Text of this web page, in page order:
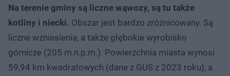
Na terenie gminy są liczne wąwozy, są tu także
kotliny i niecki. Obszar jest bardzo zróżnicowany. Są
liczne wzniesienia, a także głębokie wyrobisko
górnicze (205 m.n.p.m.). Powierzchnia miasta wynosi
59,94 km kwadratowych (dane z GUS z 2023 roku), a